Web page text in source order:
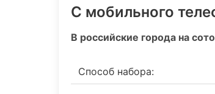
С мобильного
В российские города на
Способ набора: